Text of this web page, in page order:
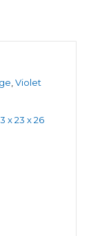
Violet
x 23 x 26